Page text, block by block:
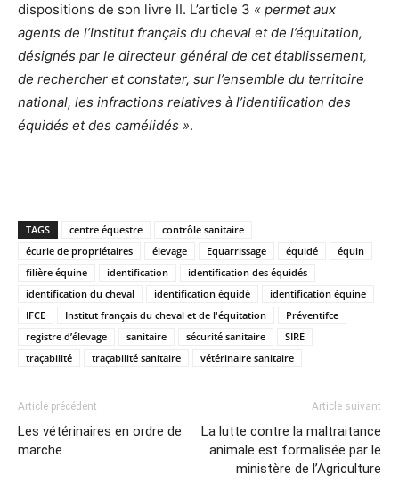
dispositions de son livre II. L’article 3 « permet aux
agents de l’Institut français du cheval et de l’équitation,
désignés par le directeur général de cet établissement,
de rechercher et constater, sur l’ensemble du territoire
national, les infractions relatives à l’identification des
équidés et des camélidés ».
TAGS centre équestre
contrôle sanitaire
écurie de propriétaires
élevage Equarrissage équidé
équin
filière équine
identification
identification des équidés
identification du cheval
identification équidé
identification équine
IFCE
Institut français du cheval et de l'équitation
Préventifce
registre d’élevage
sanitaire sécurité sanitaire
SIRE
traçabilité
traçabilité sanitaire vétérinaire sanitaire
Article précédent
Les vétérinaires en ordre de
marche
Article suivant
La lutte contre la maltraitance
animale est formalisée par le
ministère de l’Agriculture